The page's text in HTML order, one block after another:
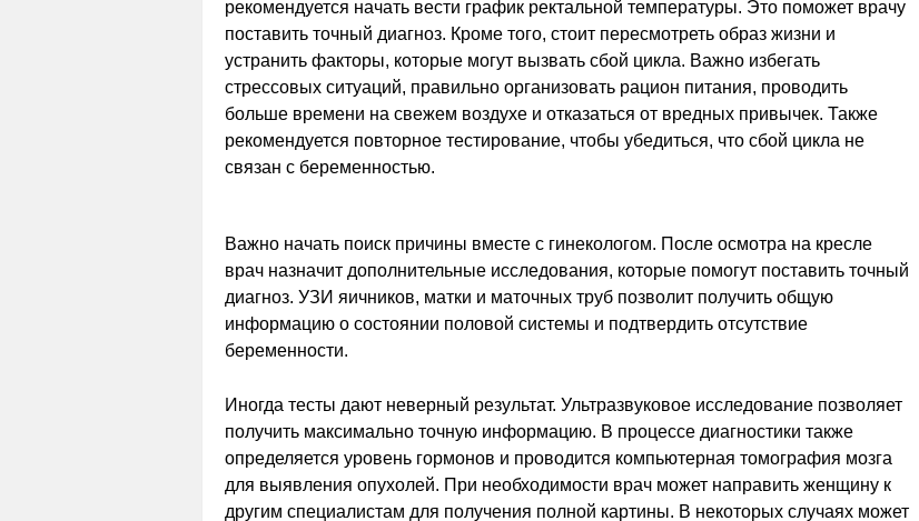
рекомендуется начать вести график ректальной температуры. Это поможет врачу
поставить точный диагноз. Кроме того, стоит пересмотреть образ жизни и
устранить факторы, которые могут вызвать сбой цикла. Важно избегать
стрессовых ситуаций, правильно организовать рацион питания, проводить
больше времени на свежем воздухе и отказаться от вредных привычек. Также
рекомендуется повторное тестирование, чтобы убедиться, что сбой цикла не
связан с беременностью.
Важно начать поиск причины вместе с гинекологом. После осмотра на кресле
врач назначит дополнительные исследования, которые помогут поставить точный
диагноз. УЗИ яичников, матки и маточных труб позволит получить общую
информацию о состоянии половой системы и подтвердить отсутствие
беременности.
Иногда тесты дают неверный результат. Ультразвуковое исследование позволяет
получить максимально точную информацию. В процессе диагностики также
определяется уровень гормонов и проводится компьютерная томография мозга
для выявления опухолей. При необходимости врач может направить женщину к
другим специалистам для получения полной картины. В некоторых случаях может